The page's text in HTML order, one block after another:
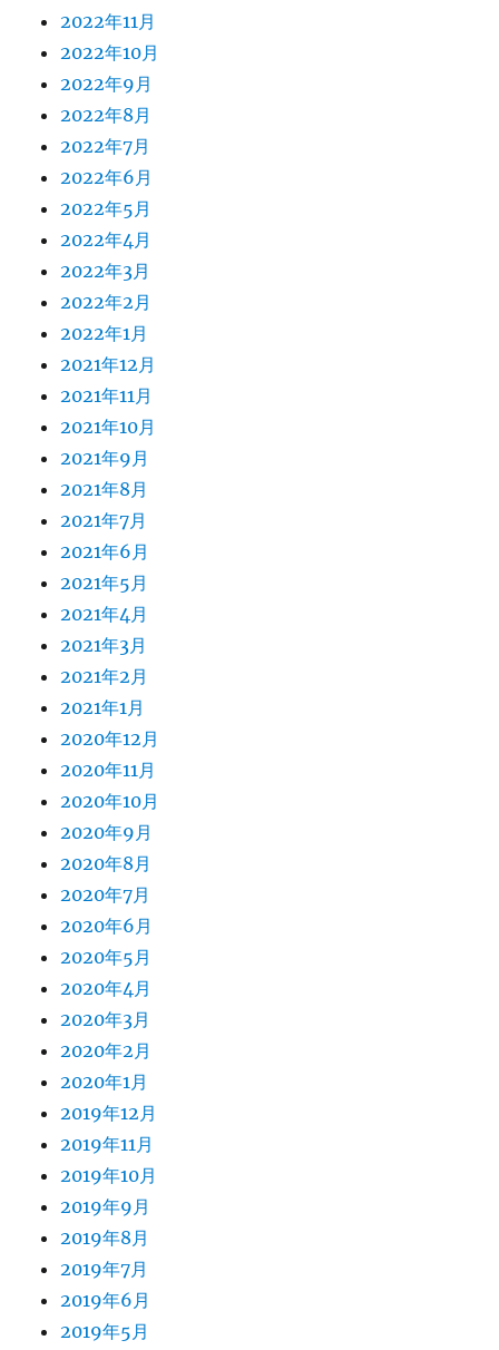
2022年11月
2022年10月
2022年9月
2022年8月
2022年7月
2022年6月
2022年5月
2022年4月
2022年3月
2022年2月
2022年1月
2021年12月
2021年11月
2021年10月
2021年9月
2021年8月
2021年7月
2021年6月
2021年5月
2021年4月
2021年3月
2021年2月
2021年1月
2020年12月
2020年11月
2020年10月
2020年9月
2020年8月
2020年7月
2020年6月
2020年5月
2020年4月
2020年3月
2020年2月
2020年1月
2019年12月
2019年11月
2019年10月
2019年9月
2019年8月
2019年7月
2019年6月
2019年5月